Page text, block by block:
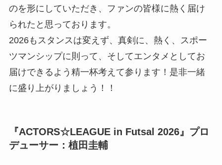
のを形にしていただき、ファンの皆様に熱く届け
られたと思っております。
2026もスタンスは変えず、真剣に、熱く、スポー
ツマンシップに則って、そしてエンタメとしてお
届けできるよう精一杯考えて参ります！是非一緒
に盛り上がりましょう！！
『ACTORS☆LEAGUE in Futsal 2026』プロ
デューサー：植田圭輔